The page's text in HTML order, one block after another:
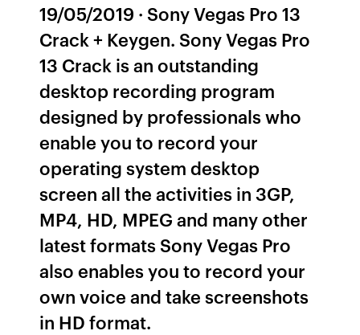
19/05/2019 · Sony Vegas Pro 13
Crack + Keygen. Sony Vegas Pro
13 Crack is an outstanding
desktop recording program
designed by professionals who
enable you to record your
operating system desktop
screen all the activities in 3GP,
MP4, HD, MPEG and many other
latest formats Sony Vegas Pro
also enables you to record your
own voice and take screenshots
in HD format.